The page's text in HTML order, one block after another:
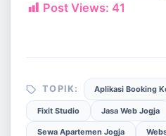
Post Views: 41
TOPIK: Aplikasi Booking
Fixit Studio Jasa Web Jogja
Sewa Apartemen Jogja